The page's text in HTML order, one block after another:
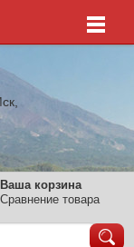
Ваша корзина
Сравнение товара